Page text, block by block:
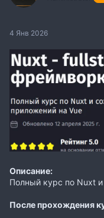
4 Янв 2026
Описание:
Полный курс по Nuxt
После прохождения